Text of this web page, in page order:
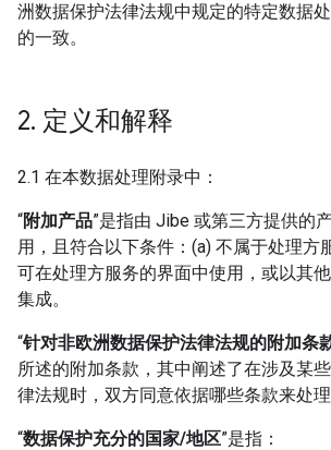
洲数据保护法律法规中规定的特定数据
的一致。
2. 定义和解释
2.1 在本数据处理附录中：
“附加产品”是指由 Jibe 或第三方提供的
用，且符合以下条件：(a) 不属于处理方
可在处理方服务的界面中使用，或以其
集成。
“针对非欧洲数据保护法律法规的附加条
所述的附加条款，其中阐述了在涉及某
律法规时，双方同意依据哪些条款来处理
“数据保护充分的国家/地区”是指：